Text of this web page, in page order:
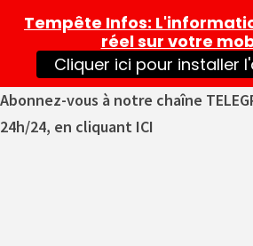
Abonnez-vous à notre chaîne
24h/24, en cliquant ICI
Tempête Infos:
réel sur votre
Cliquer ici pour installer